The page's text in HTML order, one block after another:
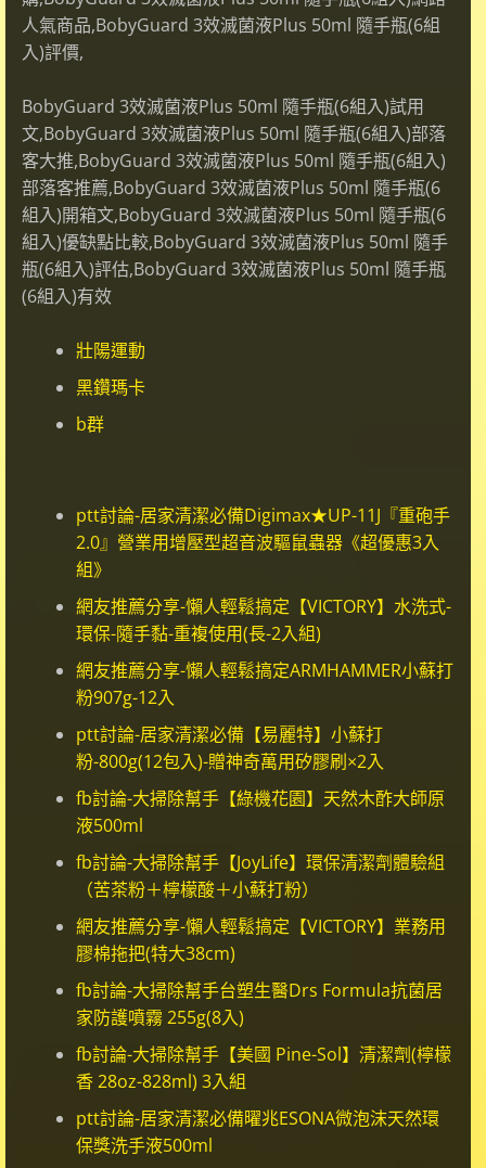
人氣商品,BobyGuard 3效滅菌液Plus 50ml 隨手瓶(6組
入)評價,
BobyGuard 3效滅菌液Plus 50ml 隨手瓶(6組入)試用
文,BobyGuard 3效滅菌液Plus 50ml 隨手瓶(6組入)部落
客大推,BobyGuard 3效滅菌液Plus 50ml 隨手瓶(6組入)
部落客推薦,BobyGuard 3效滅菌液Plus 50ml 隨手瓶(6
組入)開箱文,BobyGuard 3效滅菌液Plus 50ml 隨手瓶(6
組入)優缺點比較,BobyGuard 3效滅菌液Plus 50ml 隨手
瓶(6組入)評估,BobyGuard 3效滅菌液Plus 50ml 隨手瓶
(6組入)有效
壯陽運動
黑鑽瑪卡
b群
ptt討論-居家清潔必備Digimax★UP-11J『重砲手
2.0』營業用增壓型超音波驅鼠蟲器《超優惠3入
組》
網友推薦分享-懶人輕鬆搞定【VICTORY】水洗式-
環保-隨手黏-重複使用(長-2入組)
網友推薦分享-懶人輕鬆搞定ARMHAMMER小蘇打
粉907g-12入
ptt討論-居家清潔必備【易麗特】小蘇打
粉-800g(12包入)-贈神奇萬用矽膠刷×2入
fb討論-大掃除幫手【綠機花園】天然木酢大師原
液500ml
fb討論-大掃除幫手【JoyLife】環保清潔劑體驗組
（苦茶粉＋檸檬酸＋小蘇打粉）
網友推薦分享-懶人輕鬆搞定【VICTORY】業務用
膠棉拖把(特大38cm)
fb討論-大掃除幫手台塑生醫Drs Formula抗菌居
家防護噴霧 255g(8入)
fb討論-大掃除幫手【美國 Pine-Sol】清潔劑(檸檬
香 28oz-828ml) 3入組
ptt討論-居家清潔必備曜兆ESONA微泡沫天然環
保獎洗手液500ml